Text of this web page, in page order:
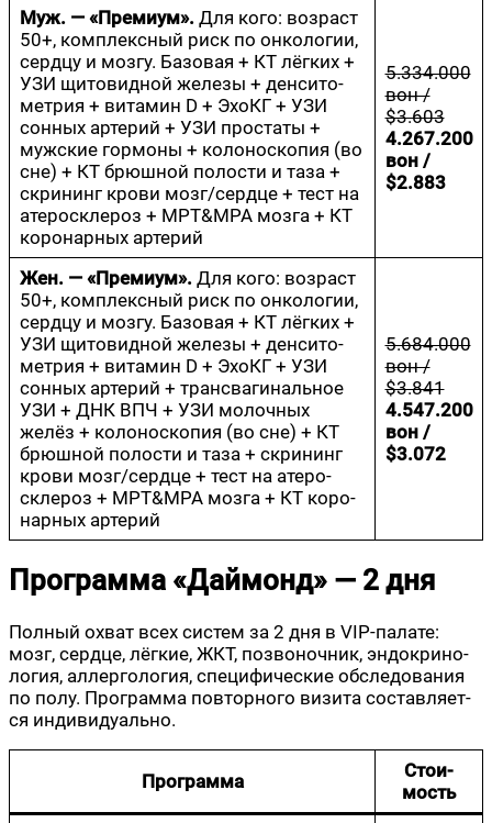
Муж. — «Пре­ми­ум».Для кого: воз­раст
50+, ком­плекс­ный риск по онко­ло­гии,
серд­цу и моз­гу. Базо­вая + КТ лёг­ких +
УЗИ щито­вид­ной желе­зы + ден­си­то­
мет­рия + вита­мин D + Эхо­КГ + УЗИ
сон­ных арте­рий + УЗИ про­ста­ты +
муж­ские гор­мо­ны + коло­но­ско­пия (во
сне) + КТ брюш­ной поло­сти и таза +
скри­нинг кро­ви мозг/сердце + тест на
ате­ро­скле­роз + МРТ&МРА моз­га + КТ
коро­нар­ных артерий
5.334.000
вон /
$3.603
4.267.200
вон /
$2.883
Жен. — «Пре­ми­ум».Для кого: воз­раст
50+, ком­плекс­ный риск по онко­ло­гии,
серд­цу и моз­гу. Базо­вая + КТ лёг­ких +
УЗИ щито­вид­ной желе­зы + ден­си­то­
мет­рия + вита­мин D + Эхо­КГ + УЗИ
сон­ных арте­рий + транс­ва­ги­наль­ное
УЗИ + ДНК ВПЧ + УЗИ молоч­ных
желёз + коло­но­ско­пия (во сне) + КТ
брюш­ной поло­сти и таза + скри­нинг
кро­ви мозг/сердце + тест на ате­ро­
скле­роз + МРТ&МРА моз­га + КТ коро­
нар­ных артерий
5.684.000
вон /
$3.841
4.547.200
вон /
$3.072
Программа «Даймонд» — 2 дня
Пол­ный охват всех систем за 2 дня в VIP-пала­те:
мозг, серд­це, лёг­кие, ЖКТ, позво­ноч­ник, эндо­кри­но­
ло­гия, аллер­го­ло­гия, спе­ци­фи­че­ские обсле­до­ва­ния
по полу. Про­грам­ма повтор­но­го визи­та состав­ля­ет­
ся индивидуально.
Про­грам­ма
Сто­и­
мость